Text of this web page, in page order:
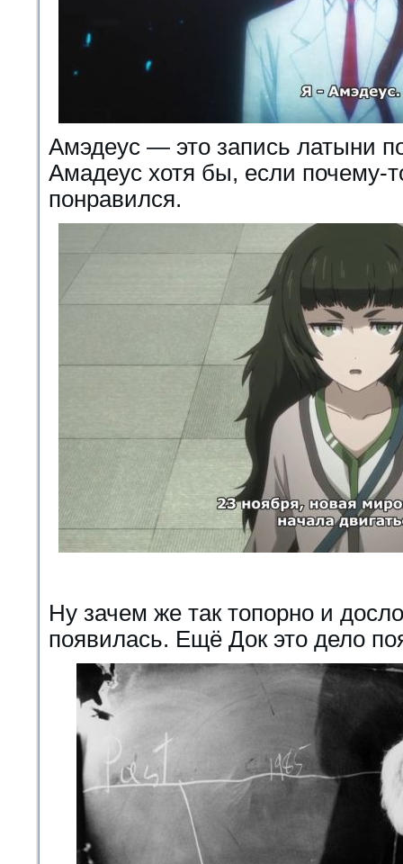
Амэдеус — это запись латыни
Амадеус хотя бы, если почему-
понравился.
Ну зачем же так топорно и
появилась. Ещё Док это дело